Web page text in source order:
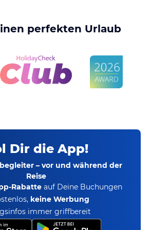
perfekten Urlaub
Dir die App!
– vor und während der
Reise
Rabatte auf Deine Buchungen
keine Werbung
immer griffbereit